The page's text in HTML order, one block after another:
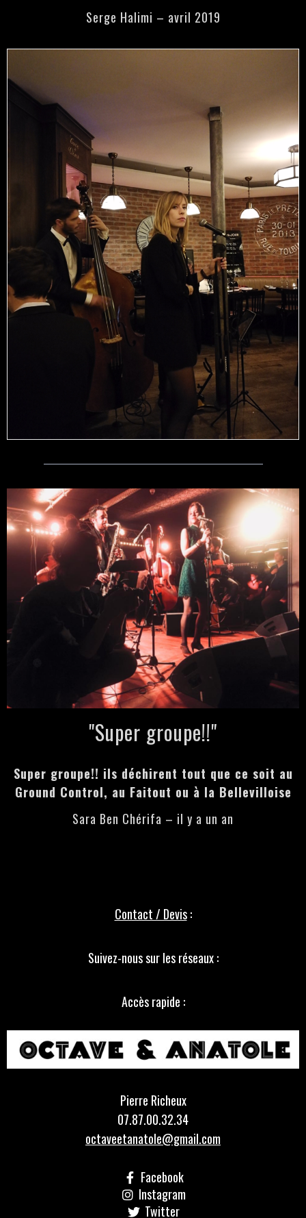
Serge Halimi – avril 2019
"Super groupe!!"
Super groupe!! ils déchirent tout que ce soit au
Ground Control, au Faitout ou à la Bellevilloise
Sara Ben Chérifa – il y a un an
Contact / Devis:
Suivez-nous sur les réseaux :
Accès rapide :
Pierre Richeux
07.87.00.32.34
octaveetanatole@gmail.com
Facebook
Instagram
Twitter